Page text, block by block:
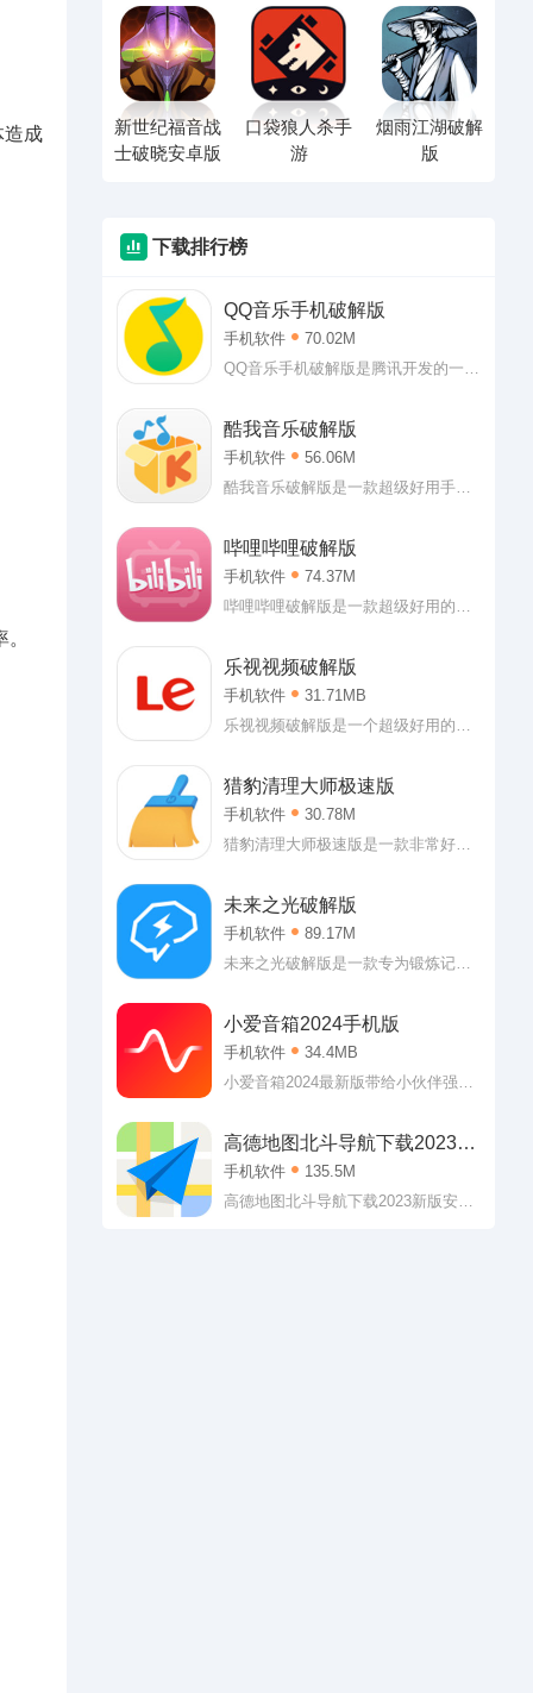
成
新世纪福音战
士破晓安卓版
口袋狼人杀手
游
烟雨江湖破解
版
下载排行榜
QQ音乐手机破解版
手机软件
70.02M
QQ音乐手机破解版是腾讯开发的一款
美破解版软件内破解了绿钻限制，用
户登入即可享受最高级的vip特权，各
种付费歌曲、vip歌曲随意收听。而且
还可以直接下载到手机上非常的方
酷我音乐破解版
手机软件
56.06M
酷我音乐破解版是一款超级好用手机
放器都非常好用但是基本上都要开通
会员之类的，酷我音乐最新破解版就
无需会员可以听到高品质音乐，而且
也可以听其他那些需要收费的歌曲，
哔哩哔哩破解版
手机软件
74.37M
哔哩哔哩破解版是一款超级好用的二
内直接登入即可获得大会员权益，各
种视频随心看，软件内有着超多二次
元番剧，可以说是喜欢二次元用户的
福音。感兴趣的朋友欢迎来99seo下
乐视视频破解版
手机软件
31.71MB
乐视视频破解版是一个超级好用的手
云是从百度云盘中找来的资源，
99seo提供给用户下载，软件内可以
看到超级多热播电影、电视剧，而且
都是完全免费，如最近大火的庆余
下载试试。
猎豹清理大师极速版
手机软件
30.78M
猎豹清理大师极速版是一款非常好用
最新版下载这个版本内有着超级多实
用的功能，最重要的功能就是可以清
理手机上的缓存垃圾，还有一些下载
软件是捆绑到的流氓软件也可以强力
未来之光破解版
手机软件
89.17M
未来之光破解版是一款专为锻炼记忆
未来之光中有着多款脑力锻炼游戏与
冥想平静音乐来进行科学与趣味性的
大脑训练。现在就赶紧来优化下载站
下载未来之光来体验一下吧。
小爱音箱2024手机版
手机软件
34.4MB
小爱音箱2024最新版带给小伙伴强大
分的心动和喜欢呢，全面的能力让小
伙伴非常的心动和喜欢呢
高德地图北斗导航下载2023新
版安装
手机软件
135.5M
高德地图北斗导航下载2023新版安装